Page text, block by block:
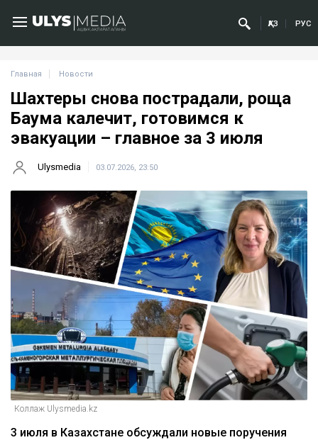
ҚАЗ РУС
Главная Новости
Шахтеры снова пострадали, роща
Баума калечит, готовимся к
эвакуации – главное за 3 июля
Ulysmedia 03.07.2026, 23:50
Коллаж Ulysmedia.kz
3 июля в Казахстане обсуждали новые поручения